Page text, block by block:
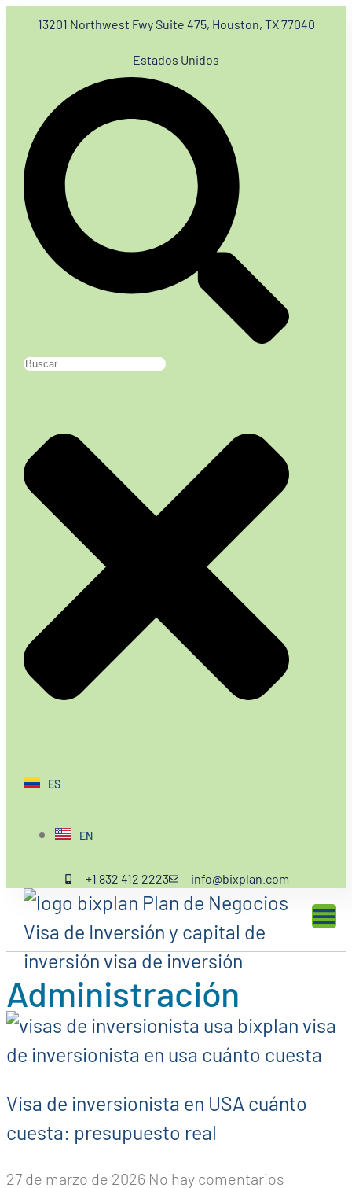
13201 Northwest Fwy Suite 475, Houston, TX 77040
Estados Unidos
ES
EN
+1 832 412 2223 info@bixplan.com
Administración
Visa de inversionista en USA cuánto
cuesta: presupuesto real
27 de marzo de 2026 No hay comentarios